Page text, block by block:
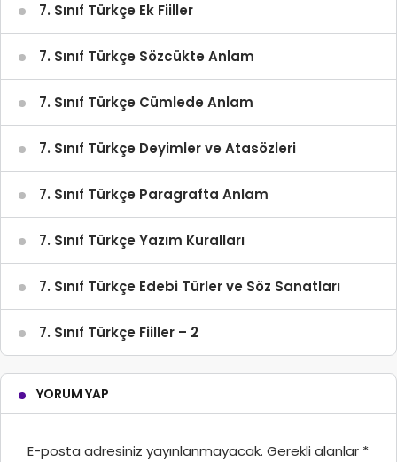
7. Sınıf Türkçe Ek Fiiller
7. Sınıf Türkçe Sözcükte Anlam
7. Sınıf Türkçe Cümlede Anlam
7. Sınıf Türkçe Deyimler ve Atasözleri
7. Sınıf Türkçe Paragrafta Anlam
7. Sınıf Türkçe Yazım Kuralları
7. Sınıf Türkçe Edebi Türler ve Söz Sanatları
7. Sınıf Türkçe Fiiller – 2
YORUM YAP
E-posta adresiniz yayınlanmayacak. Gerekli alanlar *